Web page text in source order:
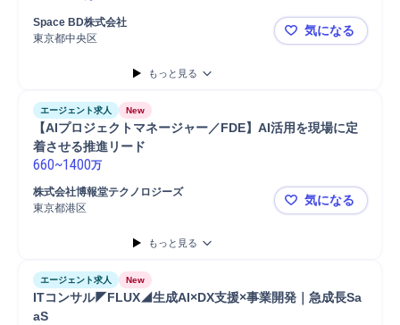
Space BD株式会社
東京都中央区
事業開発・
気になる
もっと見る
エージェント求人 New
【AIプロジェクトマネージャー／FDE】AI活用を現場に定
着させる推進リード
660~1400万
株式会社博報堂テクノロジーズ
東京都港区
【AIプロジ
気になる
もっと見る
エージェント求人 New
ITコンサル◤FLUX◢生成AI×DX支援×事業開発｜急成長Sa
aS